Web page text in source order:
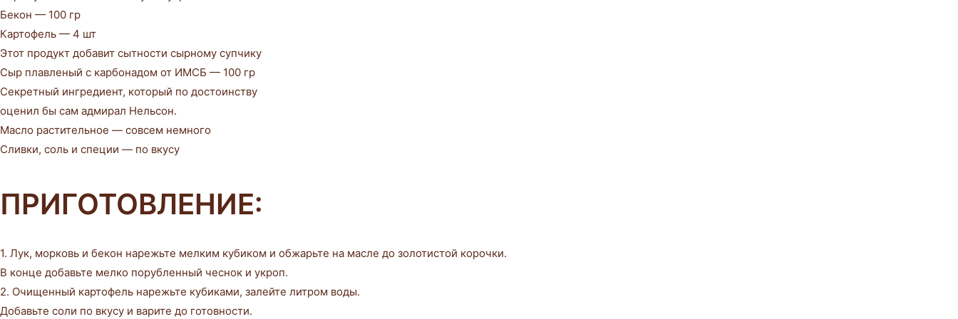
Бекон — 100 гр
Картофель — 4 шт
Этот продукт добавит сытности сырному супчику
Сыр плавленый с карбонадом от ИМСБ — 100 гр
Секретный ингредиент, который по достоинству
оценил бы сам адмирал Нельсон.
Масло растительное — совсем немного
Сливки, соль и специи — по вкусу
ПРИГОТОВЛЕНИЕ:
1. Лук, морковь и бекон нарежьте мелким кубиком и обжарьте на масле до золотистой корочки.
В конце добавьте мелко порубленный чеснок и укроп.
2. Очищенный картофель нарежьте кубиками, залейте литром воды.
Добавьте соли по вкусу и варите до готовности.